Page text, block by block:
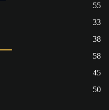
55
33
38
58
45
50